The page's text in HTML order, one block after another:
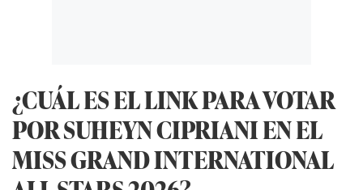
¿CUÁL ES EL LINK PARA VOTAR
POR SUHEYN CIPRIANI EN EL
MISS GRAND INTERNATIONAL